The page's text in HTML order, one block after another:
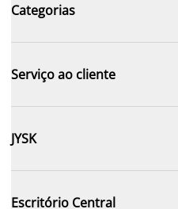
Categorias
Serviço ao cliente
JYSK
Escritório Central